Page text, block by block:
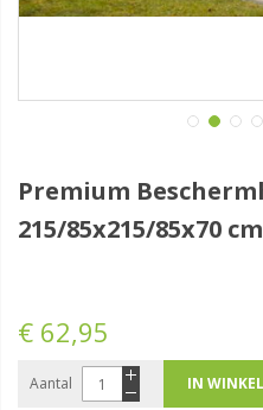
Premium
215/85x215/85x70 cm
€ 62,95
Aantal IN